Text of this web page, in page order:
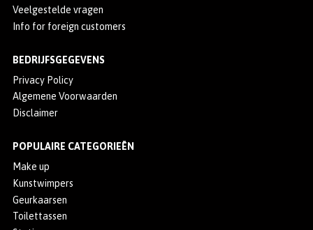
Veelgestelde vragen
Info for foreign customers
BEDRIJFSGEGEVENS
Privacy Policy
Algemene Voorwaarden
Disclaimer
POPULAIRE CATEGORIEËN
Make up
Kunstwimpers
Geurkaarsen
Toilettassen